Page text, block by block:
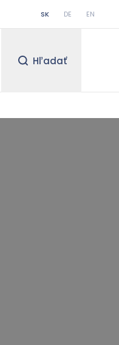
SK DE EN
Hľadať